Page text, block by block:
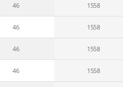
46 1558
46 1558
46 1558
46 1558